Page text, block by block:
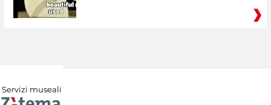
Servizi museali